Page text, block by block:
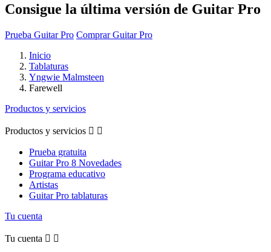
Consigue la última versión de Guitar Pro
Prueba Guitar Pro Comprar Guitar Pro
Inicio
Tablaturas
Yngwie Malmsteen
Farewell
Productos y servicios
Productos y servicios  
Prueba gratuita
Guitar Pro 8 Novedades
Programa educativo
Artistas
Guitar Pro tablaturas
Tu cuenta
Tu cuenta  